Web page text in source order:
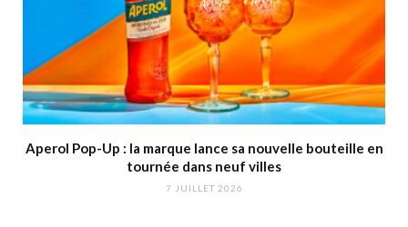
Aperol Pop-Up : la marque lance sa nouvelle bouteille en
tournée dans neuf villes
7 JUILLET 2026